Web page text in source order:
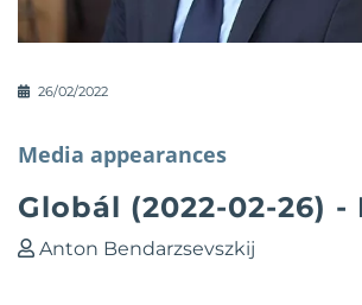
26/02/2022
Media appearances
Globál (2022-02-26) -
Anton Bendarzsevszkij